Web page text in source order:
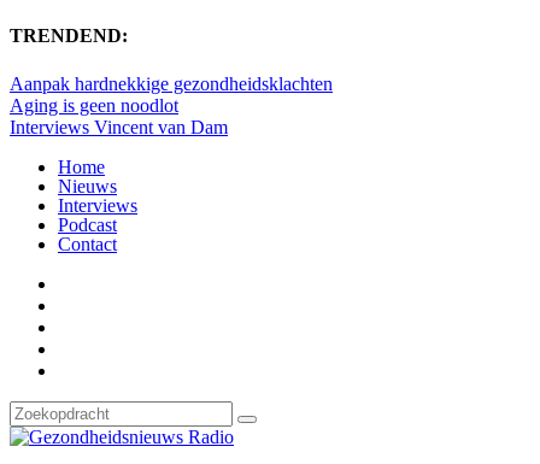
TRENDEND:
Aanpak hardnekkige gezondheidsklachten
Aging is geen noodlot
Interviews Vincent van Dam
Home
Nieuws
Interviews
Podcast
Contact